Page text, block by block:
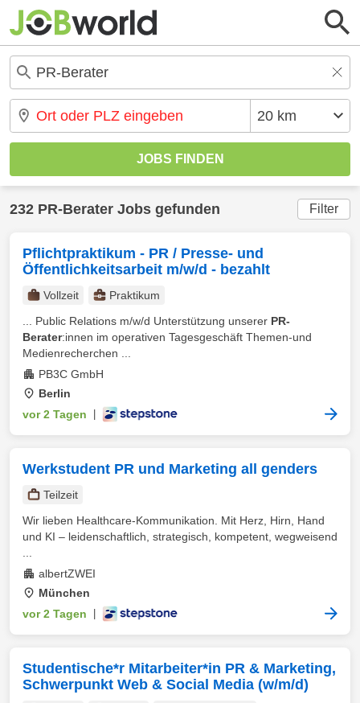
232 PR-Berater Jobs gefunden Filter
Pflichtpraktikum - PR / Presse- und
Öffentlichkeitsarbeit m/w/d - bezahlt
Vollzeit
Praktikum
... Public Relations m/w/d Unterstützung unserer PR-
Berater:innen im operativen Tagesgeschäft Themen-und
Medienrecherchen ...
PB3C GmbH
Berlin
vor 2 Tagen
Werkstudent PR und Marketing all genders
Teilzeit
Wir lieben Healthcare-Kommunikation. Mit Herz, Hirn, Hand
und KI – leidenschaftlich, strategisch, kompetent, wegweisend
albertZWEI
München
vor 2 Tagen
Studentische*r Mitarbeiter*in PR & Marketing,
Schwerpunkt Web & Social Media (w/m/d)